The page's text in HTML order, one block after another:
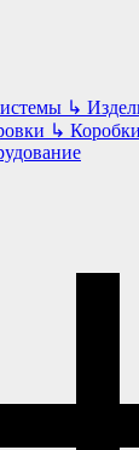
↳
↳